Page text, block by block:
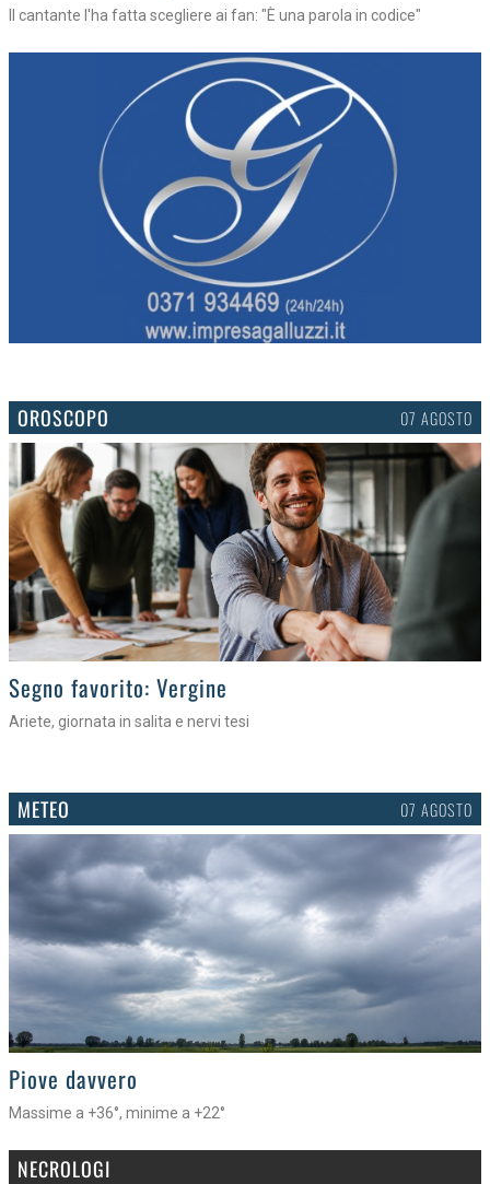
Il cantante l'ha fatta scegliere ai fan: "È una parola in codice"
OROSCOPO 07 AGOSTO
>
Segno favorito: Vergine
Ariete, giornata in salita e nervi tesi
METEO 07 AGOSTO
>
Piove davvero
Massime a +36°, minime a +22°
NECROLOGI